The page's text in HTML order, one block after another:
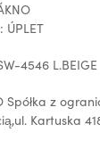
4546 L.BEIGE
Spółka z
Kartuska